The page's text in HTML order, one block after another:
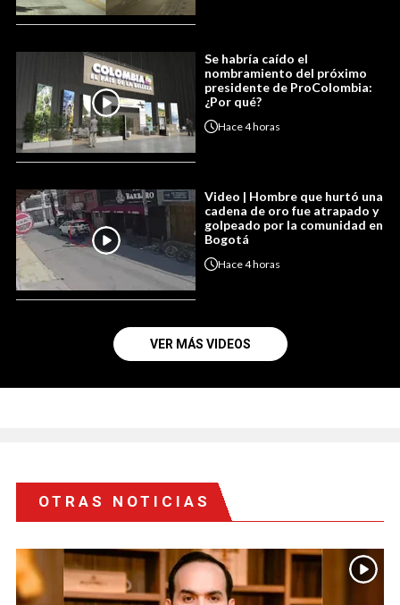
Se habría caído el
nombramiento del próximo
presidente de ProColombia:
¿Por qué?
Hace4 horas
Video | Hombre que hurtó una
cadena de oro fue atrapado y
golpeado por la comunidad en
Bogotá
Hace4 horas
VER MÁS VIDEOS
OTRAS NOTICIAS